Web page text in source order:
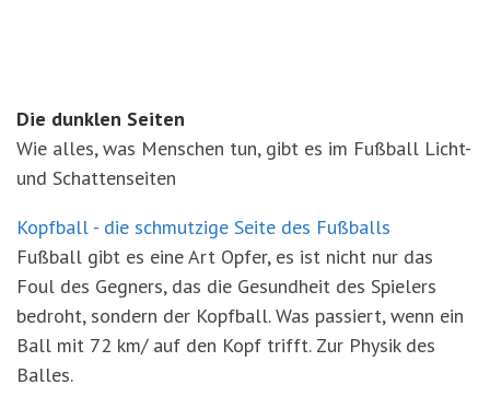
Die dunklen Seiten
Wie alles, was Menschen tun, gibt es im Fußball Licht-
und Schattenseiten
Kopfball - die schmutzige Seite des Fußballs
Fußball gibt es eine Art Opfer, es ist nicht nur das
Foul des Gegners, das die Gesundheit des Spielers
bedroht, sondern der Kopfball. Was passiert, wenn ein
Ball mit 72 km/ auf den Kopf trifft. Zur Physik des
Balles.